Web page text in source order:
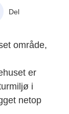
Del
område,
er
i
netop